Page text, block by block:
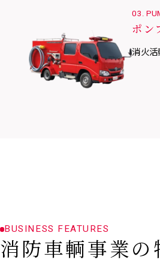
03.
ポン
消火活
BUSINESS FEATURES
消防車輌事業の